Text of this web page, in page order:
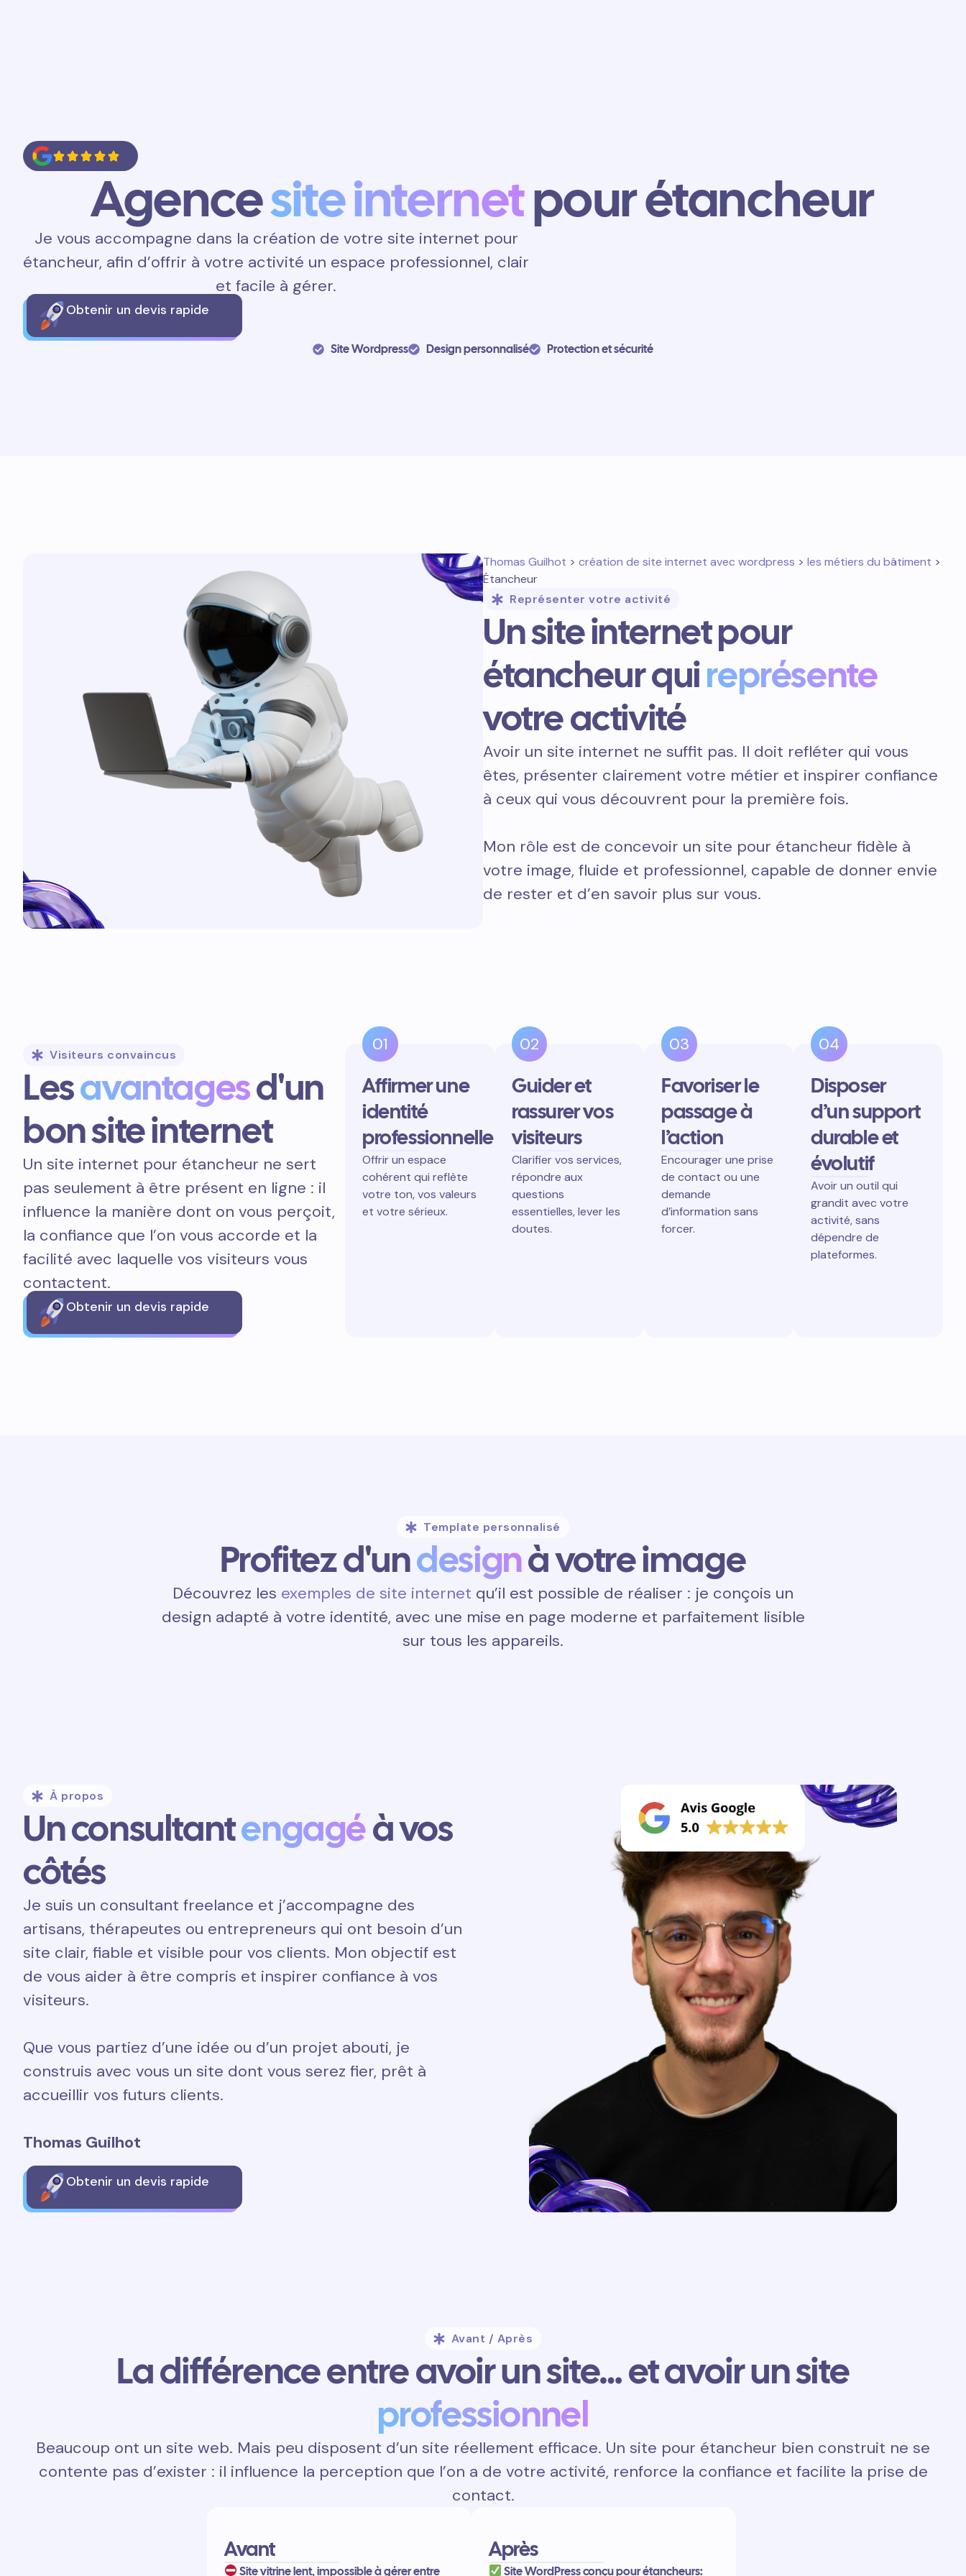
Agencesite internetpour étancheur
Je vous accompagne dans la création de votre site internet pour
étancheur, afin d’offrir à votre activité un espace professionnel, clair
et facile à gérer.
Obtenir un devis rapide
Site Wordpress Design personnalisé Protection et sécurité
Thomas Guilhot > création de site internet avec wordpress > les métiers du bâtiment >
Étancheur
Représenter votre activité
Un site internet pour
étancheur quireprésente
votre activité
Avoir un site internet ne suffit pas. Il doit refléter qui vous
êtes, présenter clairement votre métier et inspirer confiance
à ceux qui vous découvrent pour la première fois.
Mon rôle est de concevoir un site pour étancheur fidèle à
votre image, fluide et professionnel, capable de donner envie
de rester et d’en savoir plus sur vous.
Visiteurs convaincus
Lesavantagesd'un
bon site internet
Un site internet pour étancheur ne sert
pas seulement à être présent en ligne : il
influence la manière dont on vous perçoit,
la confiance que l’on vous accorde et la
facilité avec laquelle vos visiteurs vous
contactent.
Obtenir un devis rapide
01
Affirmer une
identité
professionnelle
Offrir un espace
cohérent qui reflète
votre ton, vos valeurs
et votre sérieux.
02
Guider et
rassurer vos
visiteurs
Clarifier vos services,
répondre aux
questions
essentielles, lever les
doutes.
03
Favoriser le
passage à
l’action
Encourager une prise
de contact ou une
demande
d’information sans
forcer.
04
Disposer
d’un support
durable et
évolutif
Avoir un outil qui
grandit avec votre
activité, sans
dépendre de
plateformes.
Template personnalisé
Profitez d'undesignà votre image
Découvrez les exemples de site internet qu’il est possible de réaliser : je conçois un
design adapté à votre identité, avec une mise en page moderne et parfaitement lisible
sur tous les appareils.
À propos
Un consultantengagéà vos
côtés
Je suis un consultant freelance et j’accompagne des
artisans, thérapeutes ou entrepreneurs qui ont besoin d’un
site clair, fiable et visible pour vos clients. Mon objectif est
de vous aider à être compris et inspirer confiance à vos
visiteurs.
Que vous partiez d’une idée ou d’un projet abouti, je
construis avec vous un site dont vous serez fier, prêt à
accueillir vos futurs clients.
Thomas Guilhot
Obtenir un devis rapide
Avant / Après
La différence entre avoir un site… et avoir un site
professionnel
Beaucoup ont un site web. Mais peu disposent d’un site réellement efficace. Un site pour étancheur bien construit ne se
contente pas d’exister : il influence la perception que l’on a de votre activité, renforce la confiance et facilite la prise de
contact.
Avant
Site vitrine lent, impossible à gérer entre
Après
Site WordPress conçu pour étancheurs: